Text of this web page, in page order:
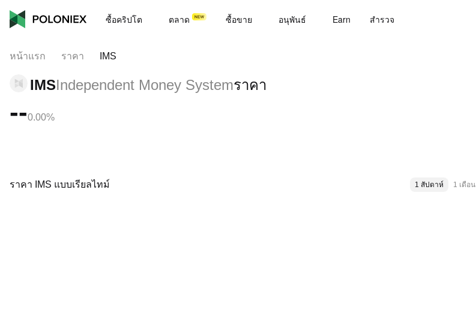
ซื้อคริปโต ตลาด ซื้อขาย อนุพันธ์ Earn สํารวจ
หน้าแรก ราคา IMS
IMSIndependent Money Systemราคา
--0.00%
ราคา IMS แบบเรียลไทม์ 1 สัปดาห์ 1 เดือน